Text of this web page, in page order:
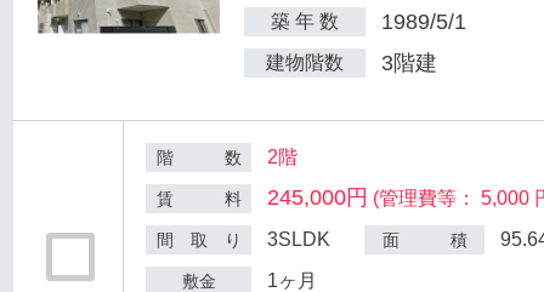
築 年 数 1989/5/1
建物階数 3階建
階 数 2階
賃 料 245,000円 (管理費等： 5,000
間 取 り 3SLDK 面 積
敷金 1ヶ月